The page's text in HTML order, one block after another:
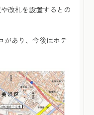
改札を設置するとの
があり、今後はホテ